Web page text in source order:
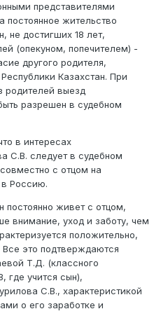
представителями
постоянное жительство
не достигших 18 лет,
(опекуном, попечителем) -
другого родителя,
Казахстан. При
родителей выезд
разрешен в судебном
в интересах
С.В. следует в судебном
с отцом на
в Россию.
постоянно живет с отцом,
внимание, уход и заботу, чем
положительно,
Все это подтверждаются
Т.Д. (классного
учится сын),
С.В., характеристикой
о его заработке и